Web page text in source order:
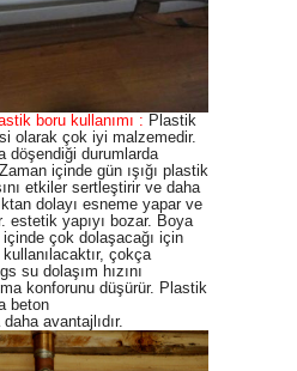
boru kullanımı : Plastik
olarak çok iyi malzemedir.
döşendiği durumlarda
içinde gün ışığı plastik
etkiler sertleştirir ve daha
dolayı esneme yapar ve
estetik yapıyı bozar. Boya
çok dolaşacağı için
çokça
su dolaşım hızını
konforunu düşürür. Plastik
beton
avantajlıdır.